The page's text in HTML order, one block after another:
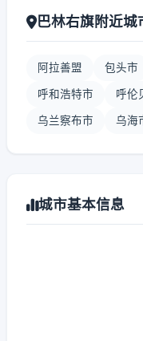
巴林右旗附近城
阿拉善盟 包头市
呼和浩特市 呼伦
乌兰察布市 乌海
城市基本信息